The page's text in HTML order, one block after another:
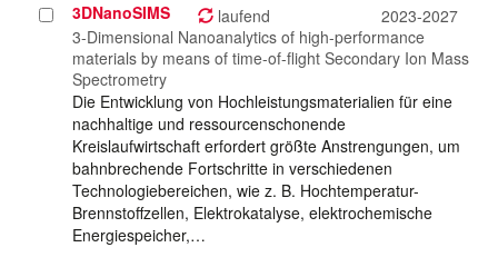
Projekt
auswählen
3DNanoSIMS laufend
2023-2027
3-Dimensional Nanoanalytics of high-performance
materials by means of time-of-flight Secondary Ion Mass
Spectrometry
Die Entwicklung von Hochleistungsmaterialien für eine
nachhaltige und ressourcenschonende
Kreislaufwirtschaft erfordert größte Anstrengungen, um
bahnbrechende Fortschritte in verschiedenen
Technologiebereichen, wie z. B. Hochtemperatur-
Brennstoffzellen, Elektrokatalyse, elektrochemische
Energiespeicher,…